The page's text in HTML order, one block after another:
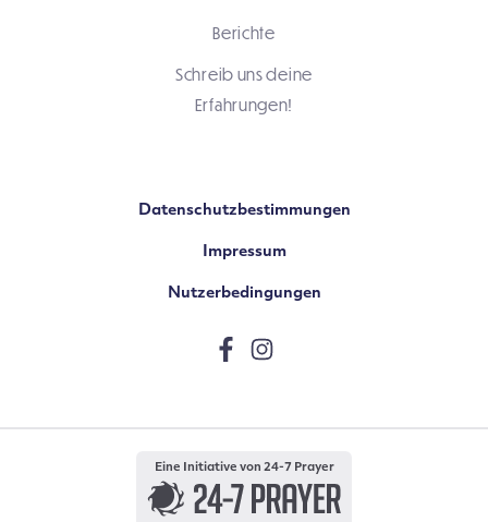
Berichte
Schreib uns deine
Erfahrungen!
Datenschutzbestimmungen
Impressum
Nutzerbedingungen
Eine Initiative von 24-7 Prayer